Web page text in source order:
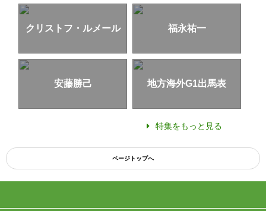
クリストフ・ルメール 福永祐一
安藤勝己 地方海外G1出馬表
特集をもっと見る
ページトップへ